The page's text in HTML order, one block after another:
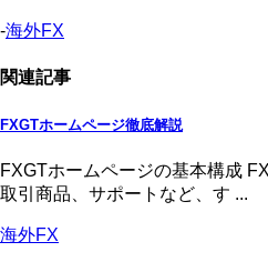
-海外FX
関連記事
FXGTホームページ徹底解説
FXGTホームページの基本構成
取引商品、サポートなど、す ...
海外FX